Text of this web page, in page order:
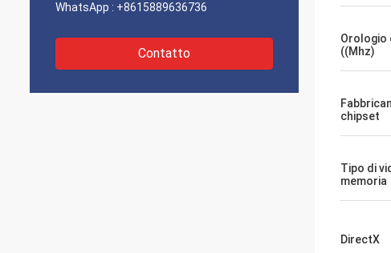
WhatsApp : +8615889636736
Contatto
Orologio
((Mhz)
chipset
Tipo di
memoria
DirectX